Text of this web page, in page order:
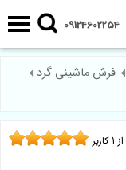
09124602254
فرش ماشینی گرد
از 1کاربر